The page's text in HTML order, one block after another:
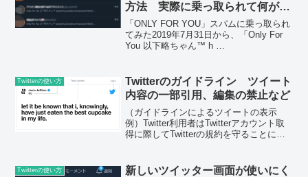
方法 実際に乗っ取られて何が起
こるか調べてみました
「ONLY FOR YOU」スパムに乗っ取られ
てみた2019年7月31日から、「Only For
You 以下略ちゃん™ h
Twitterの使い方
Twitterのガイドライン ツイート
内容の一部引用、編集の禁止など
（ガイドラインによるツイートの表示
例）Twitter利用者はTwitterアカウント取
得に際してTwitterの規約を守ることに同
際しての規約、ガイドラ...
Twitterの使い方
新しいツイッター画面が使いにく